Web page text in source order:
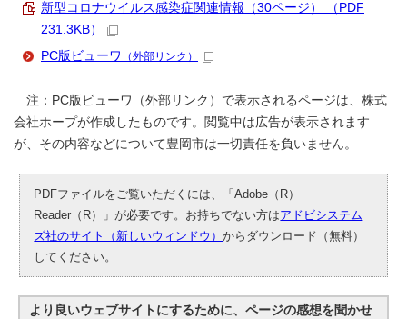
新型コロナウイルス感染症関連情報（30ページ） （PDF
231.3KB）
PC版ビューワ
（外部リンク）
注：PC版ビューワ（外部リンク）で表示されるページは、株式
会社ホープが作成したものです。閲覧中は広告が表示されます
が、その内容などについて豊岡市は一切責任を負いません。
PDFファイルをご覧いただくには、「Adobe（R）
Reader（R）」が必要です。お持ちでない方はアドビシステム
ズ社のサイト（新しいウィンドウ）からダウンロード（無料）
してください。
より良いウェブサイトにするために、ページの感想を聞かせ